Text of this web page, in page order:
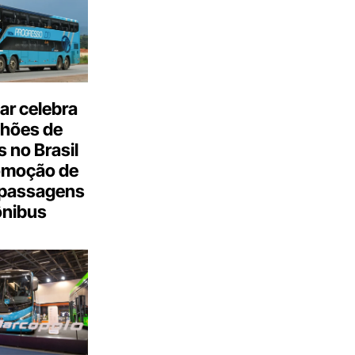
celebra
de
no Brasil
de